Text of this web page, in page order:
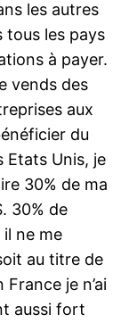
les autres
tous les pays
à payer.
vends des
aux
du
Etats Unis, je
30% de ma
30% de
ne me
au titre de
je n’ai
aussi fort